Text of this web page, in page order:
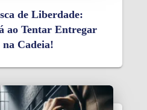
de Liberdade:
ao Tentar Entregar
Cadeia!